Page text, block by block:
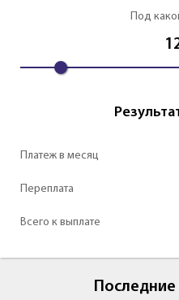
Под
Платеж в месяц
Переплата
Всего к выплате